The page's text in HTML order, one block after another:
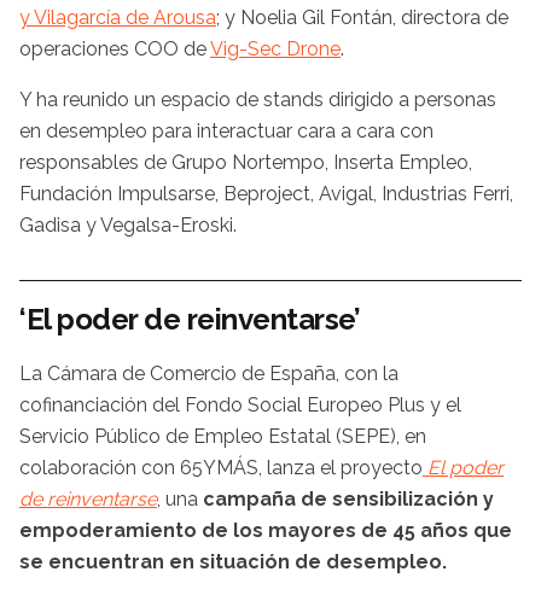
y Vilagarcía de Arousa; y Noelia Gil Fontán, directora de
operaciones COO deVig-Sec Drone.
Y ha reunido un espacio de stands dirigido a personas
en desempleo para interactuar cara a cara con
responsables de Grupo Nortempo, Inserta Empleo,
Fundación Impulsarse, Beproject, Avigal, Industrias Ferri,
Gadisa y Vegalsa-Eroski.
‘El poder de reinventarse’
La Cámara de Comercio de España, con la
cofinanciación del Fondo Social Europeo Plus y el
Servicio Público de Empleo Estatal (SEPE), en
colaboración con 65YMÁS, lanza el proyecto El poder
de reinventarse, una campaña de sensibilización y
empoderamiento de los mayores de 45 años que
se encuentran en situación de desempleo.